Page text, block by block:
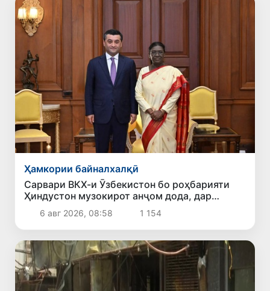
Ҳамкории байналхалқӣ
Сарвари ВКХ-и Ӯзбекистон бо роҳбарияти
Ҳиндустон музокирот анҷом дода, дар
Форуми соҳибкории Ӯзбекистону Ҳиндустон
иштирок кард
6 авг 2026, 08:58 1 154